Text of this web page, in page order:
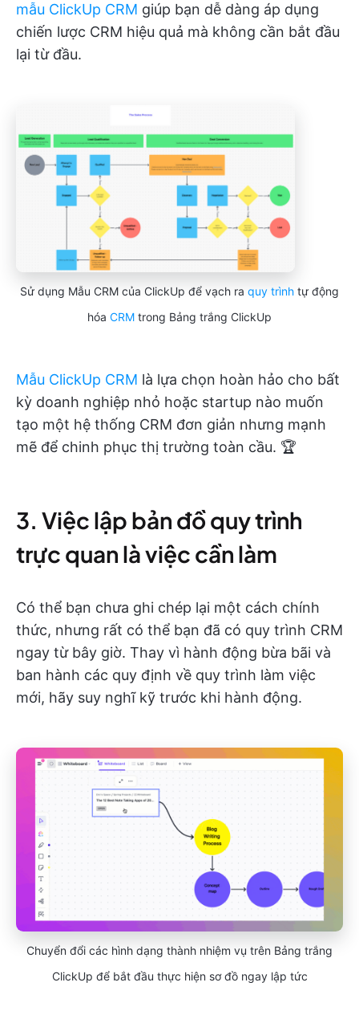
mẫu ClickUp CRM giúp bạn dễ dàng áp dụng
chiến lược CRM hiệu quả mà không cần bắt đầu
lại từ đầu.
Sử dụng Mẫu CRM của ClickUp để vạch ra quy trình tự động
hóa CRM trong Bảng trắng ClickUp
Mẫu ClickUp CRM là lựa chọn hoàn hảo cho bất
kỳ doanh nghiệp nhỏ hoặc startup nào muốn
tạo một hệ thống CRM đơn giản nhưng mạnh
mẽ để chinh phục thị trường toàn cầu. 🏆
3. Việc lập bản đồ quy trình
trực quan là việc cần làm
Có thể bạn chưa ghi chép lại một cách chính
thức, nhưng rất có thể bạn đã có quy trình CRM
ngay từ bây giờ. Thay vì hành động bừa bãi và
ban hành các quy định về quy trình làm việc
mới, hãy suy nghĩ kỹ trước khi hành động.
Chuyển đổi các hình dạng thành nhiệm vụ trên Bảng trắng
ClickUp để bắt đầu thực hiện sơ đồ ngay lập tức